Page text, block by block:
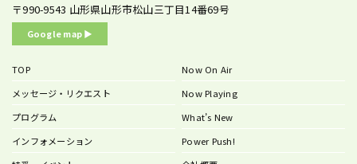
〒990-9543 山形県山形市松山三丁目14番69号
Google map ▶︎
TOP
メッセージ・リクエスト
プログラム
インフォメーション
Now On Air
Now Playing
What’s New
Power Push!